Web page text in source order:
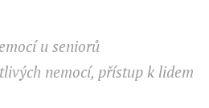
u seniorů
nemocí, přístup k lidem